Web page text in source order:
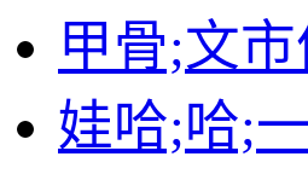
甲骨;文
娃哈;哈;